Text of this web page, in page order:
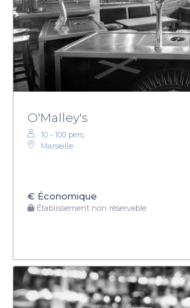
O'Malley's
10 - 100 pers.
Marseille
€ Économique
Établissement non réservable